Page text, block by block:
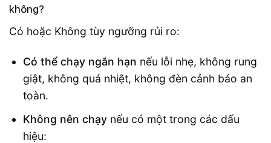
không?
Có hoặc Không tùy ngưỡng rủi ro:
Có thể chạy ngắn hạn nếu lỗi nhẹ, không rung
giật, không quá nhiệt, không đèn cảnh báo an
toàn.
Không nên chạynếu có một trong các dấu
hiệu: